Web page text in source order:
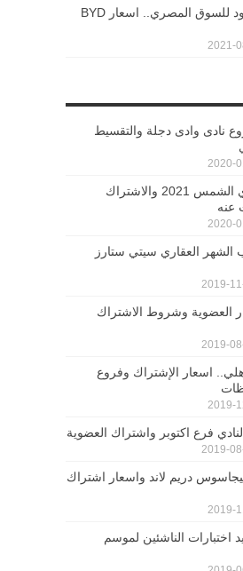
بي واي دي L3 تعود للسوق المصري.. اسعار BYD
نادى وادى دجلة والتقسيط
اسعار عضوية نادي الشمس 2021 والاشتراك
عنه
العقاري سيتي ستارز
العضوية وشروط الاشتراك
اسعار الإشتراك وفروع
فرع اكتوبر واشتراك العضوية
دريم لاند واسعار اشتراك
اختبارات الناشئين لموسم